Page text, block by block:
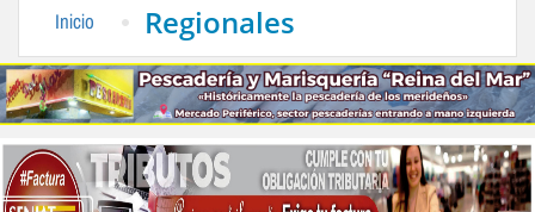
Inicio Regionales